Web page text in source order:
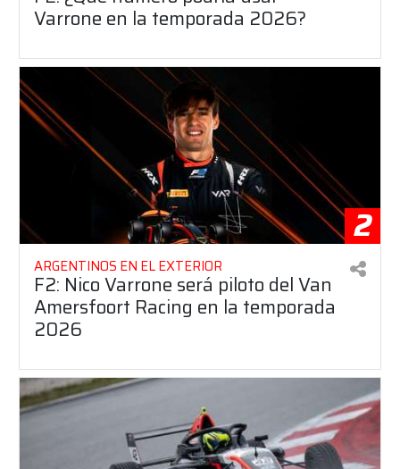
Varrone en la temporada 2026?
2
ARGENTINOS EN EL EXTERIOR
F2: Nico Varrone será piloto del Van
Amersfoort Racing en la temporada
2026